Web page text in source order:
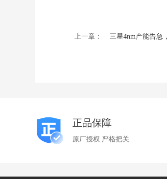
上一章： 三星4nm产能告急
正品保障
原厂授权 严格把关